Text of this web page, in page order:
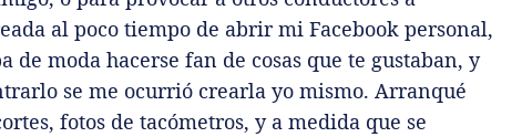
al poco tiempo de abrir mi Facebook personal,
de moda hacerse fan de cosas que te gustaban, y
se me ocurrió crearla yo mismo. Arranqué
fotos de tacómetros, y a medida que se